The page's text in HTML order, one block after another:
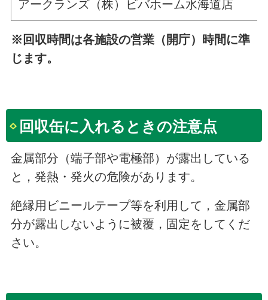
アークランズ（株）ビバホーム水海道店
※回収時間は各施設の営業（開庁）時間に準
じます。
回収缶に入れるときの注意点
金属部分（端子部や電極部）が露出している
と，発熱・発火の危険があります。
絶縁用ビニールテープ等を利用して，金属部
分が露出しないように被覆，固定をしてくだ
さい。